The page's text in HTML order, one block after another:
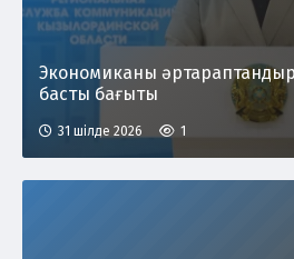
Экономиканы
басты бағыты
31 шілде 2026 1